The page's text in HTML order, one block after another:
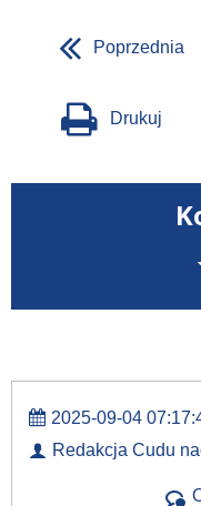
Poprzednia
Drukuj
2025-09-04
Redakcja Cudu